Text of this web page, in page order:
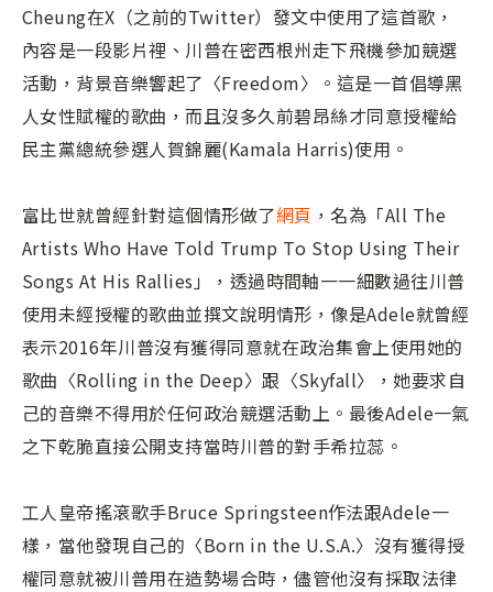
Cheung在X（之前的Twitter）發文中使用了這首歌，
內容是一段影片裡、川普在密西根州走下飛機參加競選
活動，背景音樂響起了〈Freedom〉。這是一首倡導黑
人女性賦權的歌曲，而且沒多久前碧昂絲才同意授權給
民主黨總統參選人賀錦麗(Kamala Harris)使用。
富比世就曾經針對這個情形做了網頁 ，名為「All The
Artists Who Have Told Trump To Stop Using Their
Songs At His Rallies」，透過時間軸一一細數過往川普
使用未經授權的歌曲並撰文說明情形，像是Adele就曾經
表示2016年川普沒有獲得同意就在政治集會上使用她的
歌曲〈Rolling in the Deep〉跟〈Skyfall〉，她要求自
己的音樂不得用於任何政治競選活動上。最後Adele一氣
之下乾脆直接公開支持當時川普的對手希拉蕊。
工人皇帝搖滾歌手Bruce Springsteen作法跟Adele一
樣，當他發現自己的〈Born in the U.S.A.〉沒有獲得授
權同意就被川普用在造勢場合時，儘管他沒有採取法律